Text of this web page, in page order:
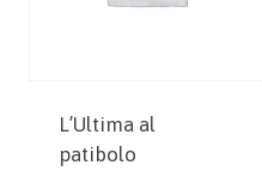
L’Ultima al
patibolo